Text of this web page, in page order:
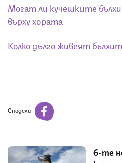
Могат ли кучешките
върху хората
Колко дълго живеят
Сподели
6-те